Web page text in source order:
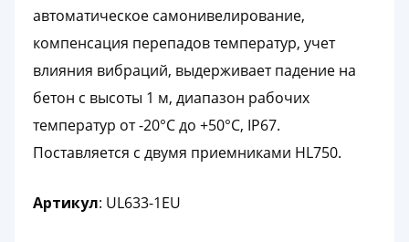
автоматическое самонивелирование,
компенсация перепадов температур, учет
влияния вибраций, выдерживает падение на
бетон с высоты 1 м, диапазон рабочих
температур от -20°С до +50°С, IP67.
Поставляется с двумя приемниками HL750.
Артикул: UL633-1EU